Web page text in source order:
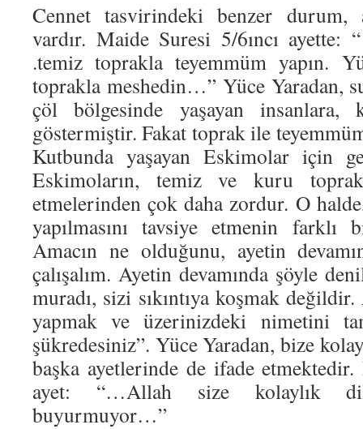
Cennet tasvirindeki benzer durum,
vardır. Maide Suresi 5/6ıncı ayette:
.temiz toprakla teyemmüm yapın.
toprakla meshedin…” Yüce Yaradan,
çöl bölgesinde yaşayan
göstermiştir. Fakat toprak ile
Kutbunda yaşayan Eskimolar için
Eskimoların, temiz ve kuru
etmelerinden çok daha zordur. O
yapılmasını tavsiye etmenin farklı
Amacın ne olduğunu, ayetin
çalışalım. Ayetin devamında şöyle
muradı, sizi sıkıntıya koşmak
yapmak ve üzerinizdeki nimetini
şükredesiniz”. Yüce Yaradan, bize
başka ayetlerinde de ifade
ayet: “…Allah size kolaylık
buyurmuyor…”